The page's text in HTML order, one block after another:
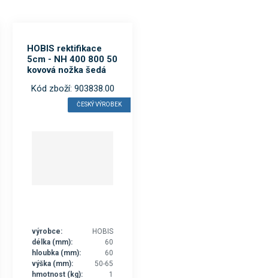
HOBIS rektifikace
5cm - NH 400 800 50
kovová nožka šedá
Kód zboží: 903838.00
ČESKÝ VÝROBEK
výrobce:
HOBIS
délka (mm):
60
hloubka (mm):
60
výška (mm):
50-65
hmotnost (kg):
1